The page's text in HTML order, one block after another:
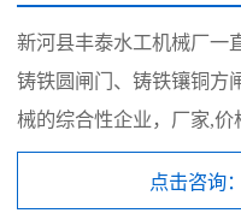
新河县丰泰水工机械厂一
铸铁圆闸门、铸铁镶铜方
械的综合性企业，厂家,价
点击咨询：